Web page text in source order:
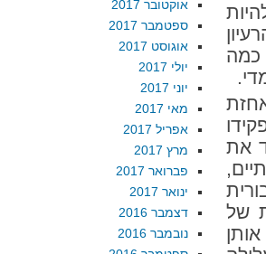
כמה
את
של
אוקטובר 2017
ספטמבר 2017
אוגוסט 2017
יולי 2017
יוני 2017
מאי 2017
אפריל 2017
מרץ 2017
פברואר 2017
ינואר 2017
דצמבר 2016
נובמבר 2016